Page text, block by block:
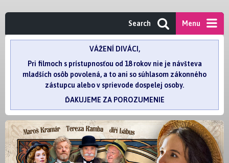
Menu
Search
VÁŽENÍ DIVÁCI,
Pri filmoch s prístupnosťou od 18 rokov nie je návšteva
mladších osôb povolená, a to ani so súhlasom zákonného
zástupcu alebo v sprievode dospelej osoby.
ĎAKUJEME ZA POROZUMENIE